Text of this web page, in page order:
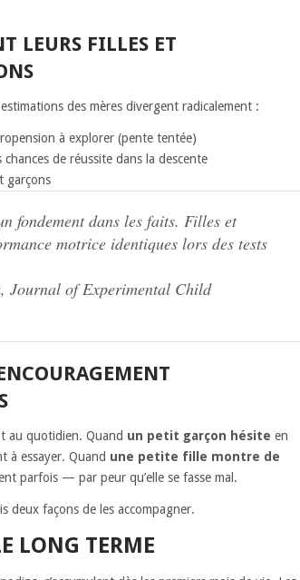
LEURS FILLES ET
des mères divergent radicalement :
à explorer (pente tentée)
de réussite dans la descente
garçons
fondement dans les faits. Filles et
motrice identiques lors des tests
Journal of Experimental Child
au quotidien. Quand un petit garçon hésite en
à essayer. Quand une petite fille montre de
parfois — par peur qu’elle se fasse mal.
deux façons de les accompagner.
LONG TERME